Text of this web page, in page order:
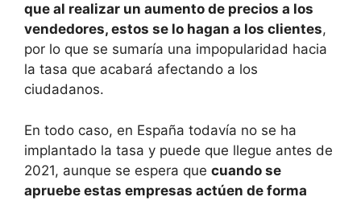
que al realizar un aumento de precios a los
vendedores, estos se lo hagan a los clientes,
por lo que se sumaría una impopularidad hacia
la tasa que acabará afectando a los
ciudadanos.
En todo caso, en España todavía no se ha
implantado la tasa y puede que llegue antes de
2021, aunque se espera que cuando se
apruebe estas empresas actúen de forma